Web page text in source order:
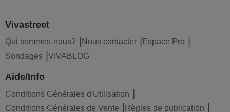
Vivastreet
Qui sommes-nous? Nous contacter
Espace Pro
Sondages
VIVABLOG
Aide/Info
Conditions Générales d'Utilisation
Conditions Générales de Vente
Règles de publication